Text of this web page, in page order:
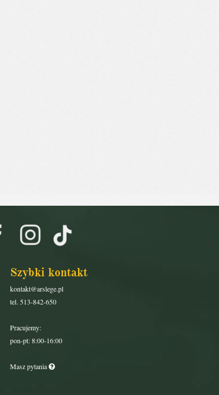
Szybki kontakt
kontakt@arslege.pl
tel. 513-842-650
Pracujemy:
pon-pt: 8:00-16:00
Masz pytania